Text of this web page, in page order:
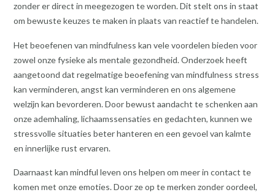
zonder er direct in meegezogen te worden. Dit stelt ons in staat
om bewuste keuzes te maken in plaats van reactief te handelen.
Het beoefenen van mindfulness kan vele voordelen bieden voor
zowel onze fysieke als mentale gezondheid. Onderzoek heeft
aangetoond dat regelmatige beoefening van mindfulness stress
kan verminderen, angst kan verminderen en ons algemene
welzijn kan bevorderen. Door bewust aandacht te schenken aan
onze ademhaling, lichaamssensaties en gedachten, kunnen we
stressvolle situaties beter hanteren en een gevoel van kalmte
en innerlijke rust ervaren.
Daarnaast kan mindful leven ons helpen om meer in contact te
komen met onze emoties. Door ze op te merken zonder oordeel,